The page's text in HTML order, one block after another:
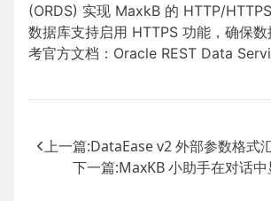
(ORDS) 实现 MaxkB 的 HTTP/
数据库支持启用 HTTPS 功能，确保
考官方文档： Oracle REST Data
上一篇:DataEase v2 外部参数格式
下一篇:MaxKB 小助手在对话